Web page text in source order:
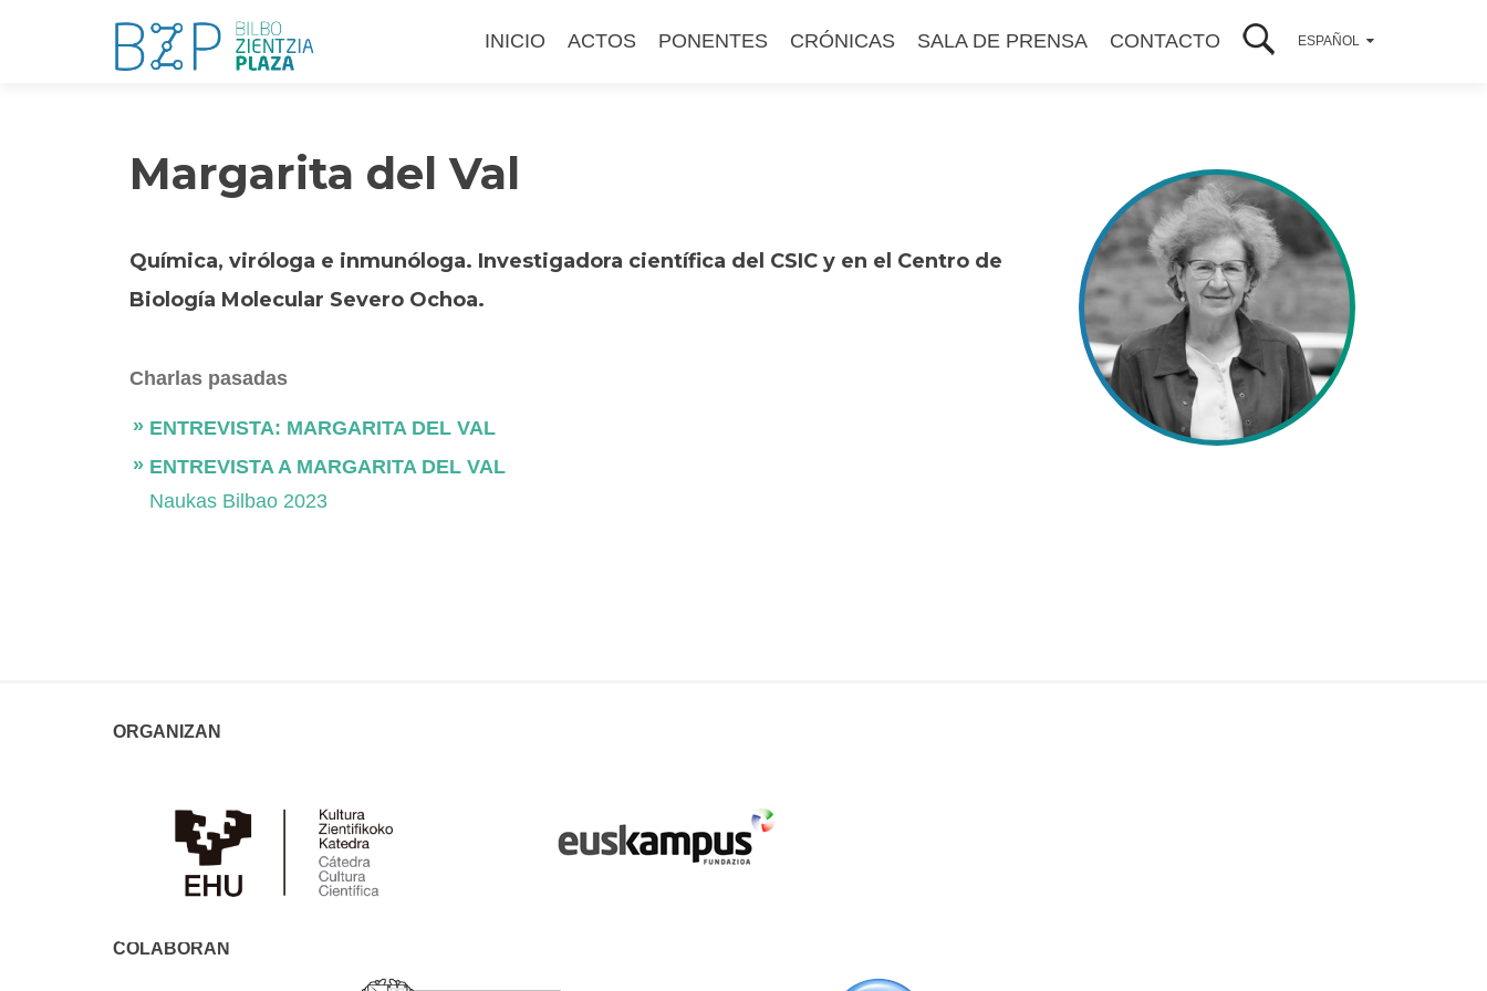
al
INICIO ACTOS PONENTES CRÓNICAS SALA DE PRENSA CONTACTO ESPAÑOL
Margarita del Val
Química, viróloga e inmunóloga. Investigadora científica del CSIC y en el Centro de
Biología Molecular Severo Ochoa.​​
Charlas pasadas
ENTREVISTA: MARGARITA DEL VAL
ENTREVISTA A MARGARITA DEL VAL
Naukas Bilbao 2023
ORGANIZAN
COLABORAN